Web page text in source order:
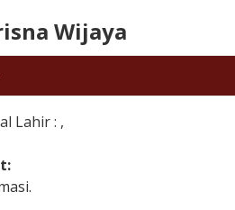
Wijaya
Lahir : ,